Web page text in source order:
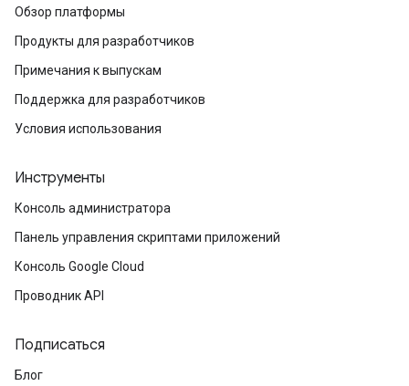
Обзор платформы
Продукты для разработчиков
Примечания к выпускам
Поддержка для разработчиков
Условия использования
Инструменты
Консоль администратора
Панель управления скриптами приложений
Консоль Google Cloud
Проводник API
Подписаться
Блог